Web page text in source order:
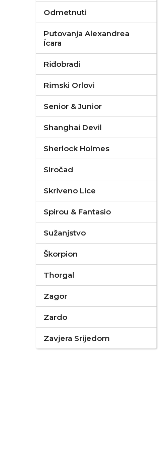
Odmetnuti
Putovanja Alexandrea
Ícara
Riđobradi
Rimski Orlovi
Senior & Junior
Shanghai Devil
Sherlock Holmes
Siročad
Skriveno Lice
Spirou & Fantasio
Sužanjstvo
Škorpion
Thorgal
Zagor
Zardo
Zavjera Srijedom